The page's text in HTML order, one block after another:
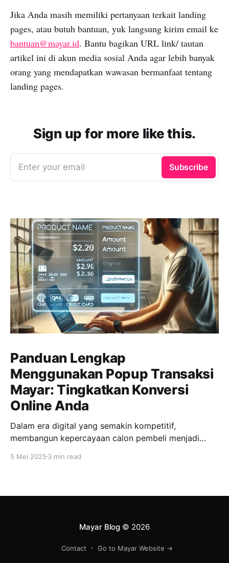
Jika Anda masih memiliki pertanyaan terkait landing
pages, atau butuh bantuan, yuk langsung kirim email ke
bantuan@mayar.id. Bantu bagikan URL link/ tautan
artikel ini di akun media sosial Anda agar lebih banyak
orang yang mendapatkan wawasan bermanfaat tentang
landing pages.
Sign up for more like this.
Enter your email Subscribe
Panduan Lengkap
Menggunakan Popup Transaksi
Mayar: Tingkatkan Konversi
Online Anda
Dalam era digital yang semakin kompetitif,
membangun kepercayaan calon pembeli menjadi
Salah satu fitur inovatif yang ditawarkan Mayar untuk
secara real-time di halaman produk maupun
5 Mei 2025 3 min read
Mayar Blog© 2026
Contact Go to Mayar Website →